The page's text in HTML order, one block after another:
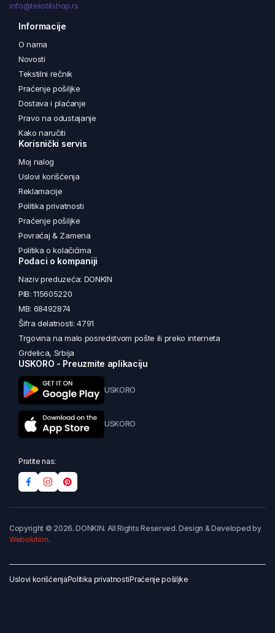
info@tekstilshop.rs
Informacije
O nama
Novosti
Tekstilni rečnik
Praćenje pošiljke
Dostava i plaćanje
Pravo na odustajanje
Kako naručiti
Korisnički servis
Moj nalog
Uslovi korišćenja
Reklamacije
Politika privatnosti
Praćenje pošiljke
Povraćaj & Zamena
Politika o kolačićima
Podaci o kompaniji
Naziv preduzeća: DONKIN
PIB: 115605220
MB: 68492874
Šifra delatnosti: 4791
Trgovina na malo posredstvom pošte ili preko interneta
Grdelica, Srbija
USKORO - Preuzmite aplikaciju
USKORO
USKORO
Pratite nas:
Copyright © 2026. DONKIN. All Rights Reserved. Design & Developed by
Webolution.
Uslovi korišćenjaPolitika privatnostiPraćenje pošiljke